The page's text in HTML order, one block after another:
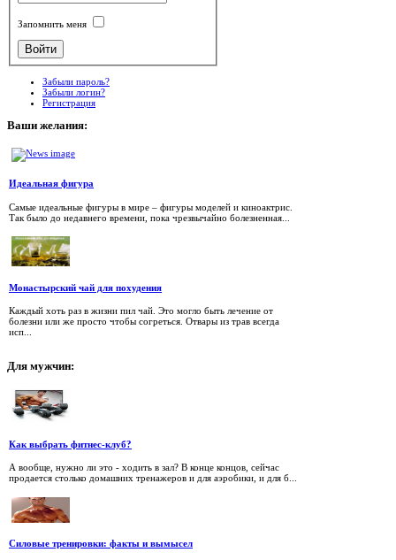
Запомнить меня
Забыли пароль?
Забыли логин?
Регистрация
Ваши желания:
Идеальная фигура
Самые идеальные фигуры в мире – фигуры моделей и киноактрис.
Так было до недавнего времени, пока чрезвычайно болезненная...
Монастырский чай для похудения
Каждый хоть раз в жизни пил чай. Это могло быть лечение от
болезни или же просто чтобы согреться. Отвары из трав всегда
исп...
Для мужчин:
Как выбрать фитнес-клуб?
А вообще, нужно ли это - ходить в зал? В конце концов, сейчас
продается столько домашних тренажеров и для аэробики, и для б...
Силовые тренировки: факты и вымысел